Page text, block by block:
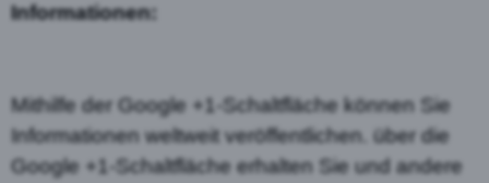
Informationen:
Mithilfe der Google +1-Schaltfläche können Sie
Informationen weltweit veröffentlichen. über die
Google +1-Schaltfläche erhalten Sie und andere